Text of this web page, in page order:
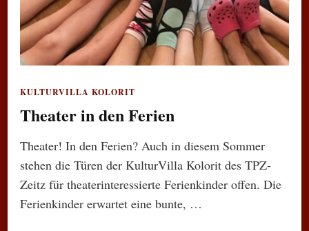
KULTURVILLA KOLORIT
Theater in den Ferien
Theater! In den Ferien? Auch in diesem Sommer
stehen die Türen der KulturVilla Kolorit des TPZ-
Zeitz für theaterinteressierte Ferienkinder offen. Die
Ferienkinder erwartet eine bunte, …